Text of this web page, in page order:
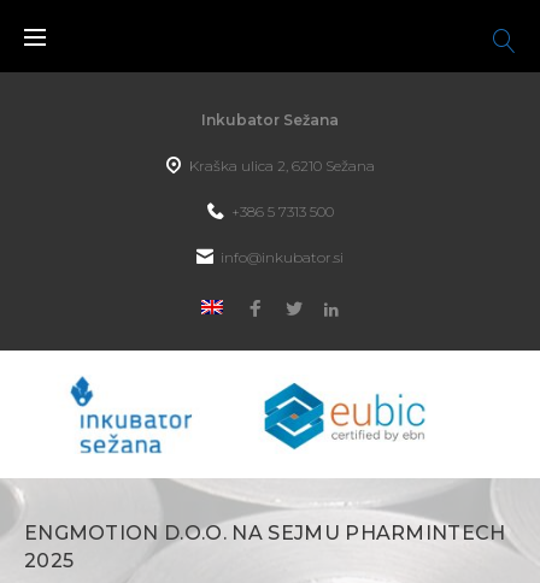
Inkubator Sežana
Kraška ulica 2, 6210 Sežana
+386 5 7313 500
info@inkubator.si
ENGMOTION D.O.O. NA SEJMU PHARMINTECH
2025